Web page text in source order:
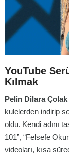
YouTube
Kılmak
Pelin Dilara Çolak
kulelerden indirip
oldu. Kendi adını
101”, “Felsefe
videoları, kısa